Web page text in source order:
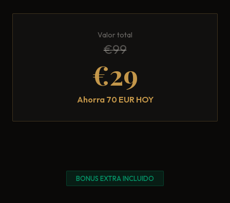
Valor total
€99
€29
Ahorra 70 EUR HOY
BONUS EXTRA INCLUIDO